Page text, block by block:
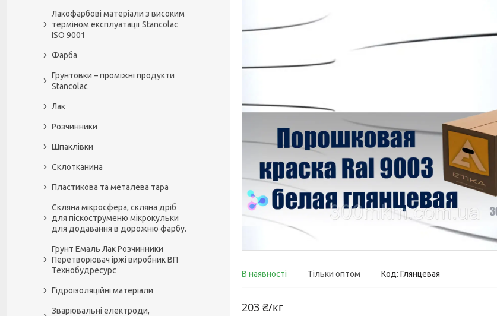
В наявності Тільки оптом Код: Глянцевая
203 ₴/кг
Лакофарбові матеріали з високим
терміном експлуатації Stancolac
ISO 9001
Фарба
Грунтовки – проміжні продукти
Stancolac
Лак
Розчинники
Шпаклівки
Склотканина
Пластикова та металева тара
Скляна мікросфера, скляна дріб
для піскоструменю мікрокульки
для додавання в дорожню фарбу.
Грунт Емаль Лак Розчинники
Перетворювач іржі виробник ВП
Технобудресурс
Гідроізоляційні матеріали
Зварювальні електроди,